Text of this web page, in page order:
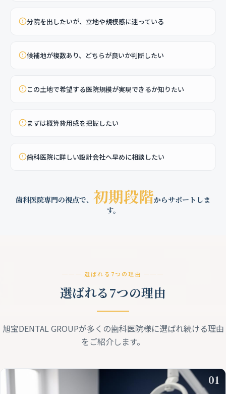
分院を出したいが、立地や規模感に迷っている
候補地が複数あり、どちらが良いか判断したい
この土地で希望する医院規模が実現できるか知りたい
まずは概算費用感を把握したい
歯科医院に詳しい設計会社へ早めに相談したい
歯科医院専門の視点で、 初期段階からサポートしま
す。
───選ばれる7つの理由 ───
選ばれる7つの理由
旭宝DENTAL GROUPが多くの歯科医院様に選ばれ続ける理由
をご紹介します。
01